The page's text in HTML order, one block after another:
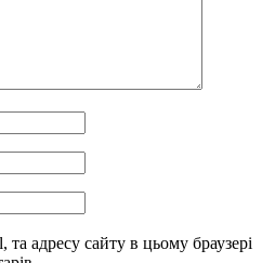
та адресу сайту в цьому браузері